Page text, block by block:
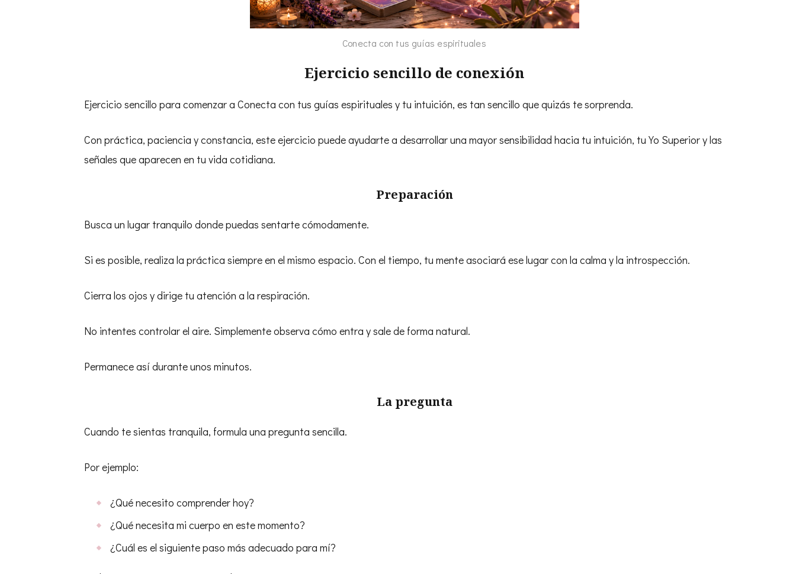
Conecta con tus guías espirituales
Ejercicio sencillo de conexión
Ejercicio sencillo para comenzar a Conecta con tus guías espirituales y tu intuición, es tan sencillo que quizás te sorprenda.
Con práctica, paciencia y constancia, este ejercicio puede ayudarte a desarrollar una mayor sensibilidad hacia tu intuición, tu Yo Superior y las
señales que aparecen en tu vida cotidiana.
Preparación
Busca un lugar tranquilo donde puedas sentarte cómodamente.
Si es posible, realiza la práctica siempre en el mismo espacio. Con el tiempo, tu mente asociará ese lugar con la calma y la introspección.
Cierra los ojos y dirige tu atención a la respiración.
No intentes controlar el aire. Simplemente observa cómo entra y sale de forma natural.
Permanece así durante unos minutos.
La pregunta
Cuando te sientas tranquila, formula una pregunta sencilla.
Por ejemplo:
¿Qué necesito comprender hoy?
¿Qué necesita mi cuerpo en este momento?
¿Cuál es el siguiente paso más adecuado para mí?